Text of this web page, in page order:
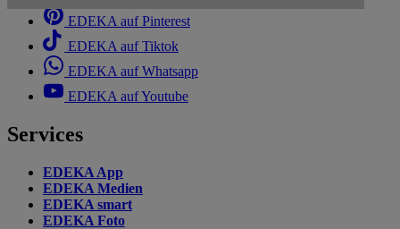
EDEKA auf Pinterest
EDEKA auf Tiktok
EDEKA auf Whatsapp
EDEKA auf Youtube
Services
EDEKA App
EDEKA Medien
EDEKA smart
EDEKA Foto